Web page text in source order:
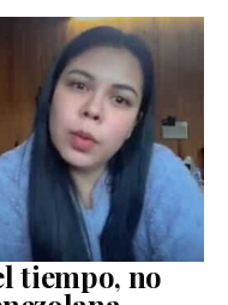
tiempo, no